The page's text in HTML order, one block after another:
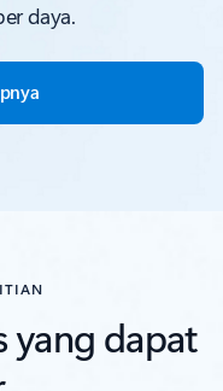
daya.
yang dapat